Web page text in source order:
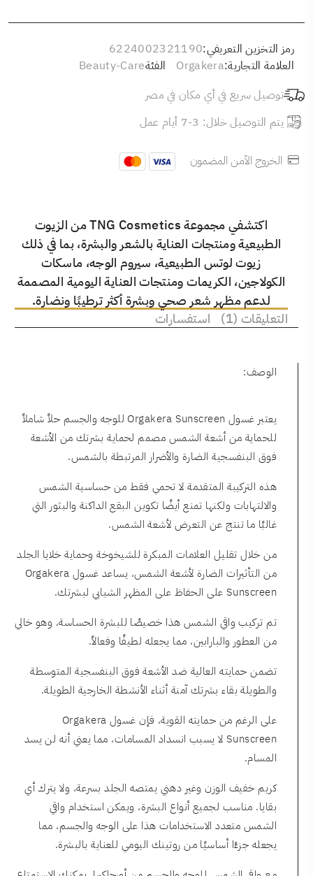
رمز التخزين التعريفي:6224002321190
العلامة التجارية:Orgakera الفئةBeauty-Care
توصيل سريع في أي مكان في مصر
يتم التوصيل خلال: 3-7 أيام عمل
الخروج الآمن المضمون
اكتشفي مجموعة TNG Cosmetics من الزيوت
الطبيعية ومنتجات العناية بالشعر والبشرة، بما في ذلك
زيوت لوتس الطبيعية، سيروم الوجه، ماسكات
الكولاجين، الكريمات ومنتجات العناية اليومية المصممة
لدعم مظهر شعر صحي وبشرة أكثر ترطيبًا ونضارة.
التعليقات (1)
استفسارات
الوصف:
يعتبر غسول Orgakera Sunscreen للوجه والجسم حلاً شاملاً
للحماية من أشعة الشمس مصمم لحماية بشرتك من الأشعة
فوق البنفسجية الضارة والأضرار المرتبطة بالشمس.
هذه التركيبة المتقدمة لا تحمي فقط من حساسية الشمس
والالتهابات ولكنها تمنع أيضًا تكوين البقع الداكنة والبثور التي
غالبًا ما تنتج عن التعرض لأشعة الشمس.
من خلال تقليل العلامات المبكرة للشيخوخة وحماية خلايا الجلد
من التأثيرات الضارة لأشعة الشمس، يساعد غسول Orgakera
Sunscreen على الحفاظ على المظهر الشبابي لبشرتك.
تم تركيب واقي الشمس هذا خصيصًا للبشرة الحساسة، وهو خالي
من العطور والبارابين، مما يجعله لطيفًا وفعالاً.
تضمن حمايته العالية ضد الأشعة فوق البنفسجية المتوسطة
والطويلة بقاء بشرتك آمنة أثناء الأنشطة الخارجية الطويلة.
على الرغم من حمايته القوية، فإن غسول Orgakera
Sunscreen لا يسبب انسداد المسامات، مما يعني أنه لن يسد
المسام.
كريم خفيف الوزن وغير دهني يمتصه الجلد بسرعة، ولا يترك أي
بقايا. مناسب لجميع أنواع البشرة، ويمكن استخدام واقي
الشمس متعدد الاستخدامات هذا على الوجه والجسم، مما
يجعله جزءًا أساسيًا من روتينك اليومي للعناية بالبشرة.